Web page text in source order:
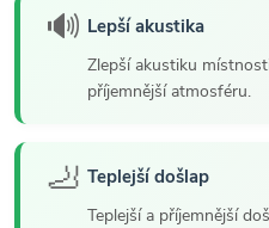
🔊 Lepší akustika
Zlepší akustiku
příjemnější atmosféru.
🦶 Teplejší došlap
Teplejší a příjemnější